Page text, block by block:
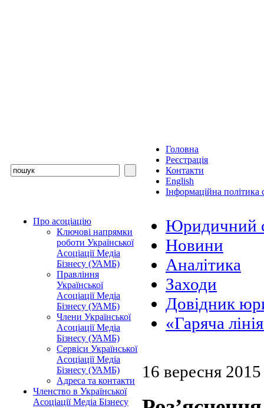
Головна
Реєстрація
Контакти
English
Інформаційна політика
Про асоціацію
Ключові напрямки
роботи Української
Асоціації Медіа
Бізнесу (УАМБ)
Правління
Української
Асоціації Медіа
Бізнесу (УАМБ)
Члени Української
Асоціації Медіа
Бізнесу (УАМБ)
Сервіси Української
Асоціації Медіа
Бізнесу (УАМБ)
Адреса та контакти
Членство в Української
Асоціації Медіа Бізнесу
Юридичний
Новини
Аналітика
Заходи
Довідник
«Гаряча
16 вересня 2015